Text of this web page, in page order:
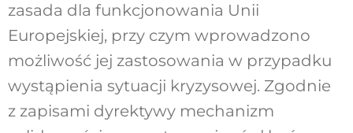
zasada dla funkcjonowania Unii
Europejskiej, przy czym wprowadzono
możliwość jej zastosowania w przypadku
wystąpienia sytuacji kryzysowej. Zgodnie
z zapisami dyrektywy mechanizm